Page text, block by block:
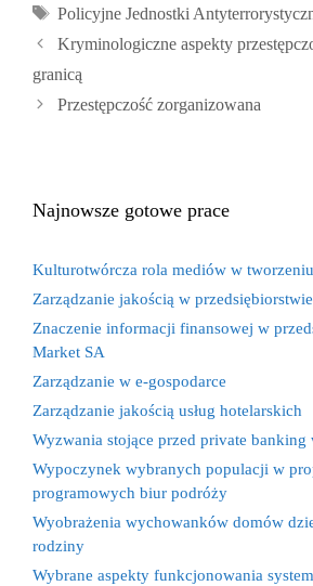
Tagi
Policyjne Jednostki
Kryminologiczne aspekty
granicą
Przestępczość zorganizowana
Najnowsze gotowe prace
Kulturotwórcza rola mediów w
Zarządzanie jakością w
Znaczenie informacji finansowej w
Market SA
Zarządzanie w e-gospodarce
Zarządzanie jakością usług hotelarskich
Wyzwania stojące przed private banking
Wypoczynek wybranych populacji w
programowych biur podróży
Wyobrażenia wychowanków domów
rodziny
Wybrane aspekty funkcjonowania